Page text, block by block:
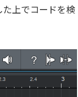
上でコードを検